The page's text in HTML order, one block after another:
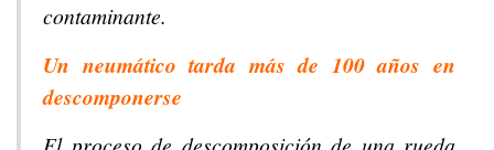
contaminante.
Un neumático tarda más de 100 años en
descomponerse